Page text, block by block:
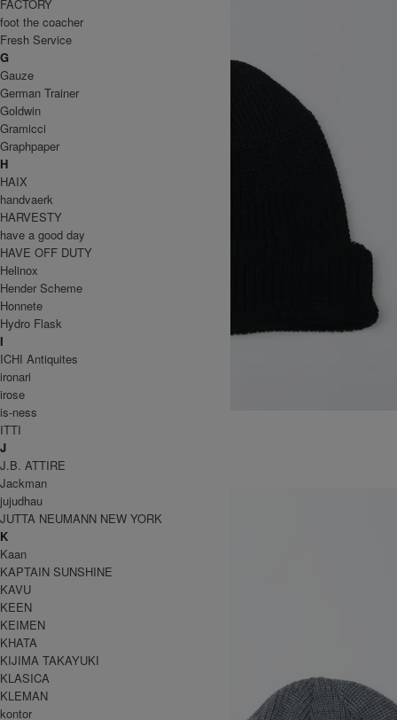
COTTON ACRYLIC WATCH CAP
12,100円(税込)
KIJIMA TAKAYUKI
キジマタカユキ
FACTORY
foot the coacher
Fresh Service
G
Gauze
German Trainer
Goldwin
Gramicci
Graphpaper
H
HAIX
handvaerk
HARVESTY
have a good day
HAVE OFF DUTY
Helinox
Hender Scheme
Honnete
Hydro Flask
I
ICHI Antiquites
ironari
irose
is-ness
ITTI
J
J.B. ATTIRE
Jackman
jujudhau
JUTTA NEUMANN NEW YORK
K
Kaan
KAPTAIN SUNSHINE
KAVU
KEEN
KEIMEN
KHATA
KIJIMA TAKAYUKI
KLASICA
KLEMAN
kontor